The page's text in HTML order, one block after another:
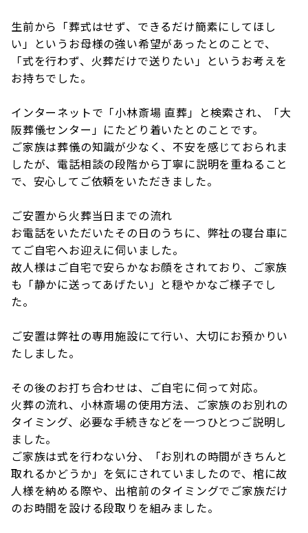
生前から「葬式はせず、できるだけ簡素にしてほし
い」というお母様の強い希望があったとのことで、
「式を行わず、火葬だけで送りたい」というお考えを
お持ちでした。
インターネットで「小林斎場 直葬」と検索され、「大
阪葬儀センター」にたどり着いたとのことです。
ご家族は葬儀の知識が少なく、不安を感じておられま
したが、電話相談の段階から丁寧に説明を重ねること
で、安心してご依頼をいただきました。
ご安置から火葬当日までの流れ
お電話をいただいたその日のうちに、弊社の寝台車に
てご自宅へお迎えに伺いました。
故人様はご自宅で安らかなお顔をされており、ご家族
も「静かに送ってあげたい」と穏やかなご様子でし
た。
ご安置は弊社の専用施設にて行い、大切にお預かりい
たしました。
その後のお打ち合わせは、ご自宅に伺って対応。
火葬の流れ、小林斎場の使用方法、ご家族のお別れの
タイミング、必要な手続きなどを一つひとつご説明し
ました。
ご家族は式を行わない分、「お別れの時間がきちんと
取れるかどうか」を気にされていましたので、棺に故
人様を納める際や、出棺前のタイミングでご家族だけ
のお時間を設ける段取りを組みました。